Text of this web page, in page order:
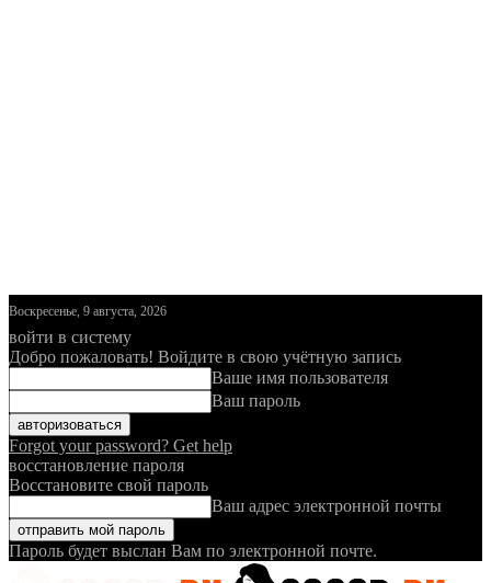
Воскресенье, 9 августа, 2026
войти в систему
Добро пожаловать! Войдите в свою учётную запись
Ваше имя пользователя
Ваш пароль
Forgot your password? Get help
восстановление пароля
Восстановите свой пароль
Ваш адрес электронной почты
Пароль будет выслан Вам по электронной почте.